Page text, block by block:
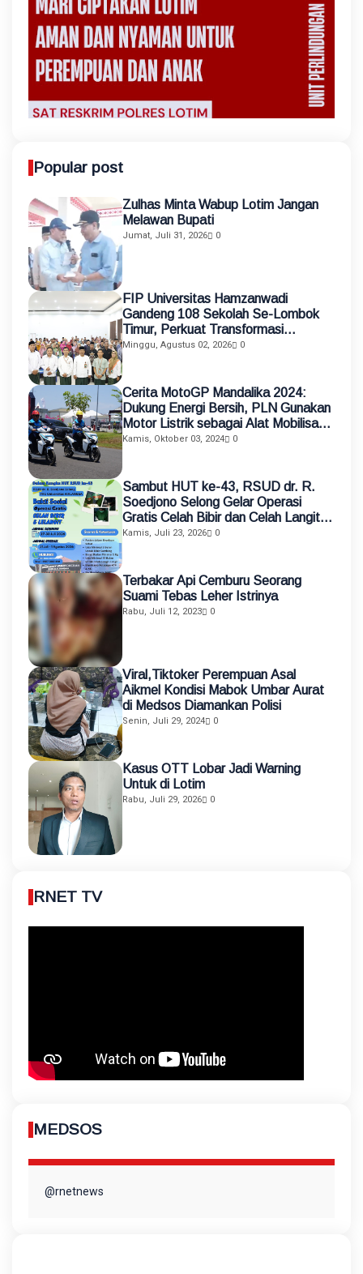
Popular post
Zulhas Minta Wabup Lotim Jangan
Melawan Bupati
Jumat, Juli 31, 2026 0
FIP Universitas Hamzanwadi
Gandeng 108 Sekolah Se-Lombok
Timur, Perkuat Transformasi
Pendidikan melalui Asistensi
Minggu, Agustus 02, 2026 0
Cerita MotoGP Mandalika 2024:
Dukung Energi Bersih, PLN Gunakan
Motor Listrik sebagai Alat Mobilisasi
Petugas
Kamis, Oktober 03, 2024 0
Sambut HUT ke-43, RSUD dr. R.
Soedjono Selong Gelar Operasi
Gratis Celah Bibir dan Celah Langit-
Langit
Kamis, Juli 23, 2026 0
Terbakar Api Cemburu Seorang
Suami Tebas Leher Istrinya
Rabu, Juli 12, 2023 0
Viral,Tiktoker Perempuan Asal
Aikmel Kondisi Mabok Umbar Aurat
di Medsos Diamankan Polisi
Senin, Juli 29, 2024 0
Kasus OTT Lobar Jadi Warning
Untuk di Lotim
Rabu, Juli 29, 2026 0
RNET TV
MEDSOS
@rnetnews